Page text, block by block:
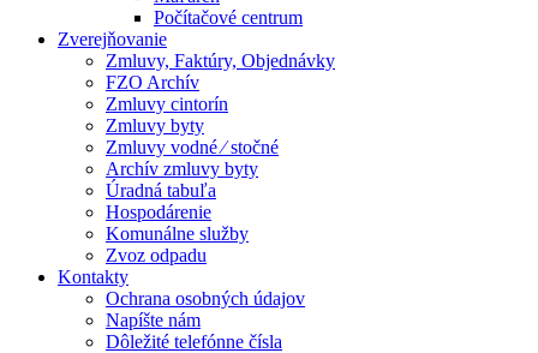
Počítačové centrum
Zverejňovanie
Zmluvy, Faktúry, Objednávky
FZO Archív
Zmluvy cintorín
Zmluvy byty
Zmluvy vodné ⁄ stočné
Archív zmluvy byty
Úradná tabuľa
Hospodárenie
Komunálne služby
Zvoz odpadu
Kontakty
Ochrana osobných údajov
Napíšte nám
Dôležité telefónne čísla